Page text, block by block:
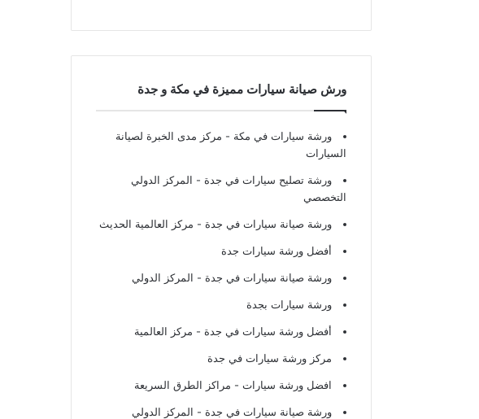
ورش صيانة سيارات مميزة في مكة و جدة
ورشة سيارات في مكة - مركز مدى الخبرة لصيانة
السيارات
ورشة تصليح سيارات في جدة - المركز الدولي
التخصصي
ورشة صيانة سيارات في جدة - مركز العالمية الحديث
أفضل ورشة سيارات جدة
ورشة صيانة سيارات في جدة - المركز الدولي
ورشة سيارات بجدة
أفضل ورشة سيارات في جدة - مركز العالمية
مركز ورشة سيارات في جدة
افضل ورشة سيارات - مراكز الطرق السريعة
ورشة صيانة سيارات في جدة - المركز الدولي